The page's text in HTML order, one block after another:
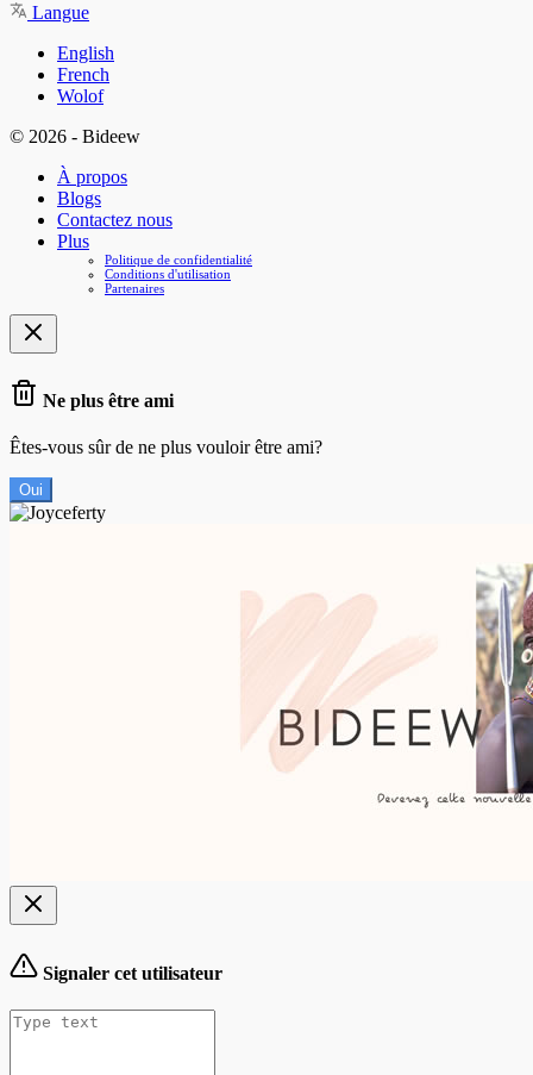
Langue
English
French
Wolof
© 2026 - Bideew
À propos
Blogs
Contactez nous
Plus
Politique de confidentialité
Conditions d'utilisation
Partenaires
Ne plus être ami
Êtes-vous sûr de ne plus vouloir être ami?
Oui
Signaler cet utilisateur